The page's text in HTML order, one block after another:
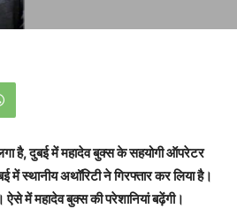
है, दुबई में महादेव बुक्स के सहयोगी ऑपरेटर
स्थानीय अथॉरिटी ने गिरफ्तार कर लिया है।
ऐसे में महादेव बुक्स की परेशानियां बढ़ेंगी।